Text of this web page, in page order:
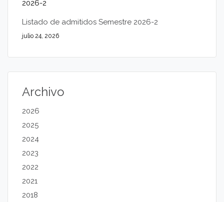
Listado de admitidos Semestre 2026-2
julio 24, 2026
Archivo
2026
2025
2024
2023
2022
2021
2018